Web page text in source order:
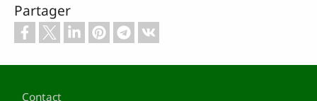
Partager
Contact